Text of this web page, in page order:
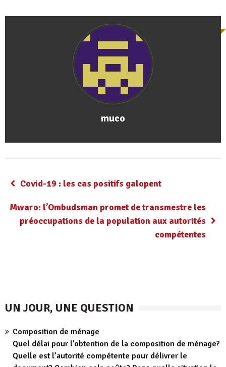
muco
Covid-19 : les cas positifs galopent
Mwaro: l’Ombudsman promet de transmestre les
préoccupations de la population aux autorités
compétentes
UN JOUR, UNE QUESTION
Composition de ménage
Quel délai pour l’obtention de la composition de ménage?
Quelle est l’autorité compétente pour délivrer le